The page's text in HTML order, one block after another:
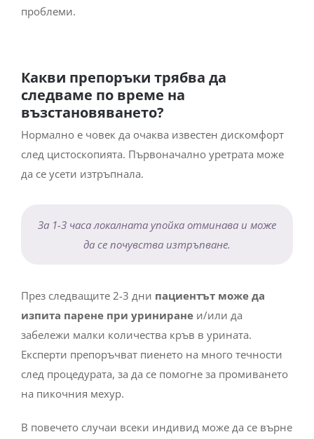
проблеми.
Какви препоръки трябва да
следваме по време на
възстановяването?
Нормално е човек да очаква известен дискомфорт
след цистоскопията. Първоначално уретрата може
да се усети изтръпнала.
За 1-3 часа локалната упойка отминава и може
да се почувства изтръпване.
През следващите 2-3 дни пациентът може да
изпита парене при уриниранеи/или да
забележи малки количества кръв в урината.
Експерти препоръчват пиенето на много течности
след процедурата, за да се помогне за промиването
на пикочния мехур.
В повечето случаи всеки индивид може да се върне